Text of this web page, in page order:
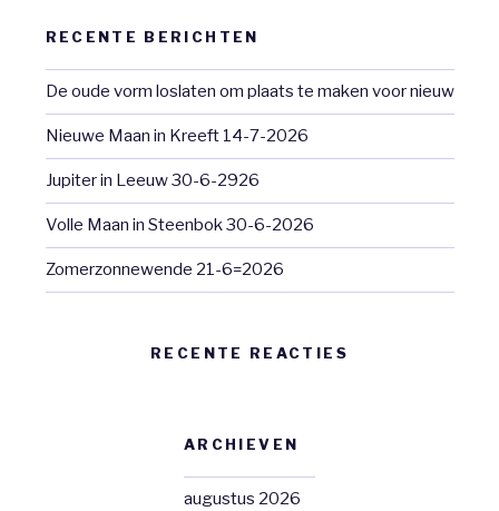
RECENTE BERICHTEN
De oude vorm loslaten om plaats te maken voor nieuw
Nieuwe Maan in Kreeft 14-7-2026
Jupiter in Leeuw 30-6-2926
Volle Maan in Steenbok 30-6-2026
Zomerzonnewende 21-6=2026
RECENTE REACTIES
ARCHIEVEN
augustus 2026